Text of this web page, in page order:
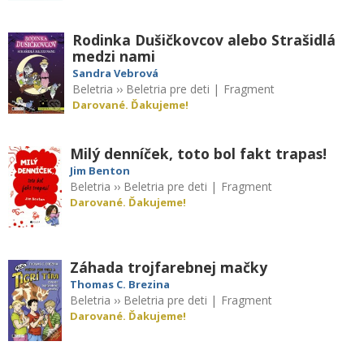
Rodinka Dušičkovcov alebo Strašidlá
medzi nami
Sandra Vebrová
Beletria ›› Beletria pre deti | Fragment
Darované. Ďakujeme!
Milý denníček, toto bol fakt trapas!
Jim Benton
Beletria ›› Beletria pre deti | Fragment
Darované. Ďakujeme!
Záhada trojfarebnej mačky
Thomas C. Brezina
Beletria ›› Beletria pre deti | Fragment
Darované. Ďakujeme!